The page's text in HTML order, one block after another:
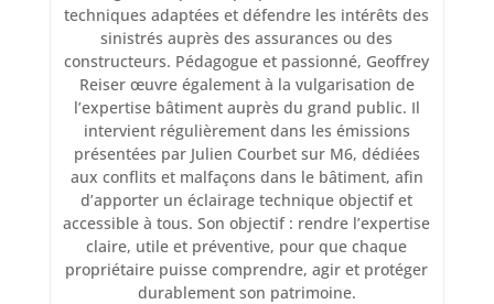
techniques adaptées et défendre les intérêts des
sinistrés auprès des assurances ou des
constructeurs. Pédagogue et passionné, Geoffrey
Reiser œuvre également à la vulgarisation de
l’expertise bâtiment auprès du grand public. Il
intervient régulièrement dans les émissions
présentées par Julien Courbet sur M6, dédiées
aux conflits et malfaçons dans le bâtiment, afin
d’apporter un éclairage technique objectif et
accessible à tous. Son objectif : rendre l’expertise
claire, utile et préventive, pour que chaque
propriétaire puisse comprendre, agir et protéger
durablement son patrimoine.